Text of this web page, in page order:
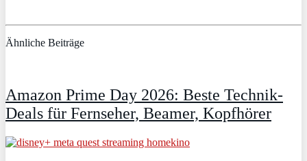
Ähnliche Beiträge
Amazon Prime Day 2026: Beste Technik-
Deals für Fernseher, Beamer, Kopfhörer